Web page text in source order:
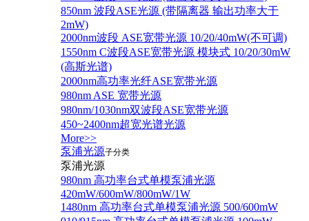
850nm 波段ASE光源 (带隔离器 输出功率大于
2mW)
2000nm波段 ASE宽带光源 10/20/40mW(不可调)
1550nm C波段ASE宽带光源 模块式 10/20/30mW
(高斯光谱)
2000nm高功率光纤ASE宽带光源
980nm ASE 宽带光源
980nm/1030nm双波段ASE宽带光源
450~2400nm超宽光谱光源
More>>
泵浦光源子分类
泵浦光源
980nm 高功率台式单模泵浦光源
420mW/600mW/800mW/1W
1480nm 高功率台式单模泵浦光源 500/600mW